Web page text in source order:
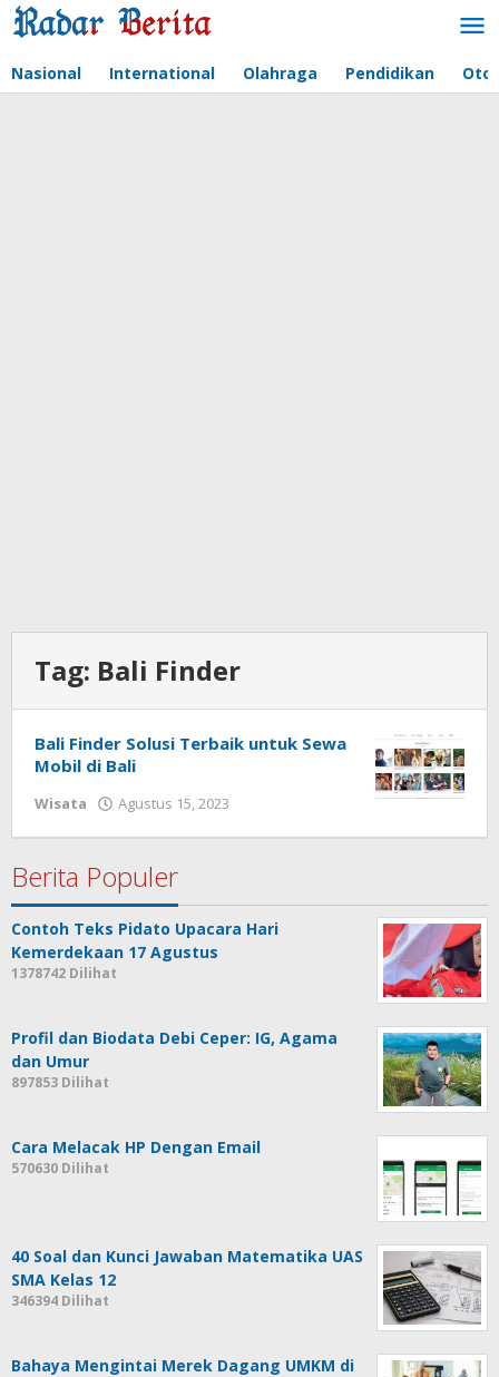
Lewati
ke
Nasional International Olahraga Pendidikan
Tag: Bali Finder
Bali Finder Solusi Terbaik untuk Sewa
Mobil di Bali
Wisata Agustus 15, 2023
Berita Populer
Contoh Teks Pidato Upacara Hari
Kemerdekaan 17 Agustus
1378742 Dilihat
Profil dan Biodata Debi Ceper: IG, Agama
dan Umur
897853 Dilihat
Cara Melacak HP Dengan Email
570630 Dilihat
40 Soal dan Kunci Jawaban Matematika UAS
SMA Kelas 12
346394 Dilihat
Bahaya Mengintai Merek Dagang UMKM di